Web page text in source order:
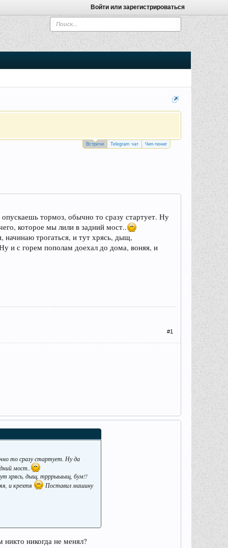
Войти или зарегистрироваться
Встречи Telegram чат Чип-тюниг
тормоз, обычно то сразу стартует. Ну
которое мы лили в задний мост..
трогаться, и тут хрясь, дыщ,
и с горем пополам доехал до дома, воняя, и
#1
то сразу стартует. Ну да
мост..
хрясь, дыщ, трррыыыщ, бум!!
и крехтя
Поставил машину
никто никогда не менял?